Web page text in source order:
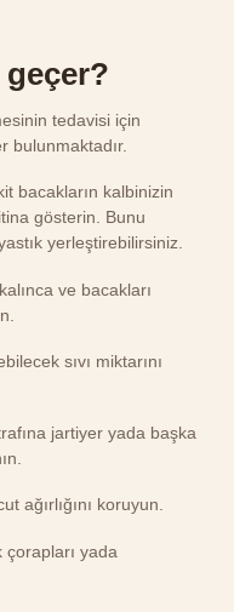
tedavisi için
bulunmaktadır.
bacakların kalbinizin
gösterin. Bunu
yerleştirebilirsiniz.
ve bacakları
sıvı miktarını
jartiyer yada başka
ağırlığını koruyun.
yada